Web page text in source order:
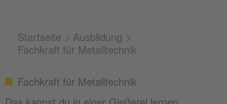
Startseite
Ausbildung
Fachkraft für Metalltechnik
Fachkraft für Metalltechnik